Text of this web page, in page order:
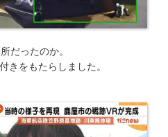
だったのか。
きをもたらしました。